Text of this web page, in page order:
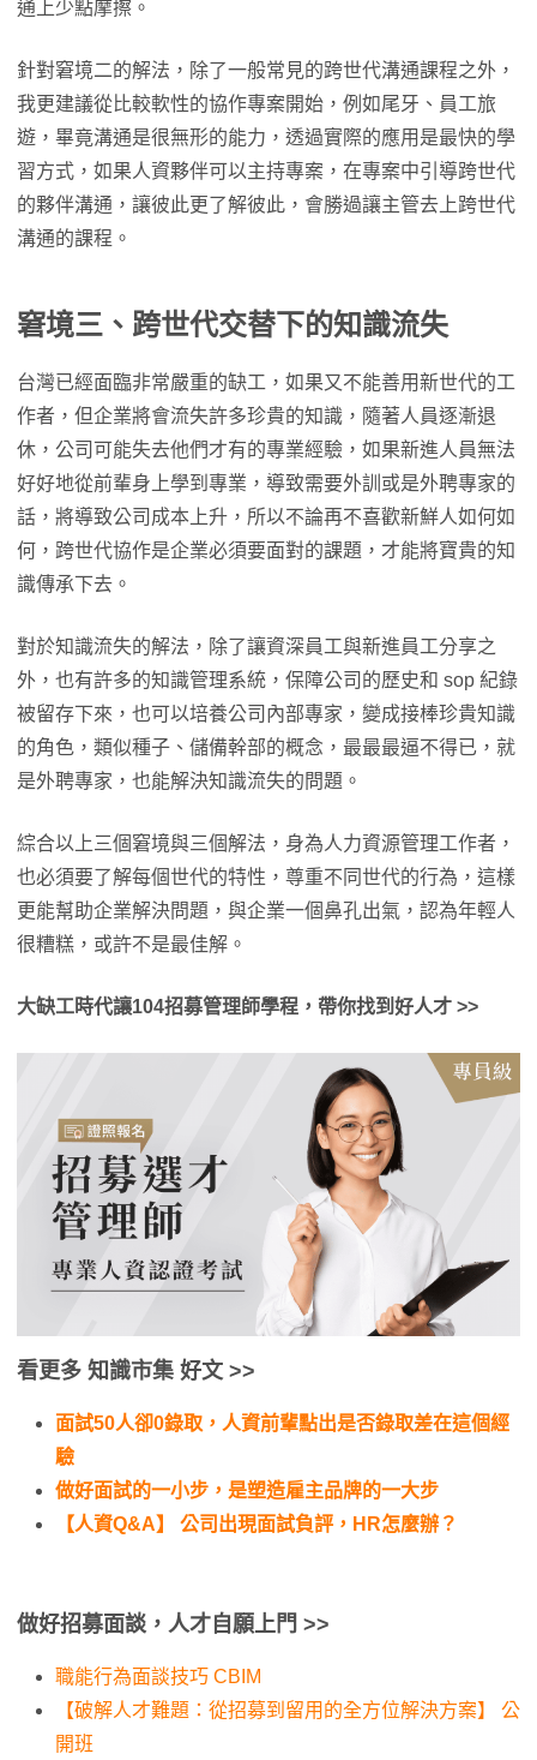
通上少點摩擦。
針對窘境二的解法，除了一般常見的跨世代溝通課程之外，
我更建議從比較軟性的協作專案開始，例如尾牙、員工旅
遊，畢竟溝通是很無形的能力，透過實際的應用是最快的學
習方式，如果人資夥伴可以主持專案，在專案中引導跨世代
的夥伴溝通，讓彼此更了解彼此，會勝過讓主管去上跨世代
溝通的課程。
窘境三、跨世代交替下的知識流失
台灣已經面臨非常嚴重的缺工，如果又不能善用新世代的工
作者，但企業將會流失許多珍貴的知識，隨著人員逐漸退
休，公司可能失去他們才有的專業經驗，如果新進人員無法
好好地從前輩身上學到專業，導致需要外訓或是外聘專家的
話，將導致公司成本上升，所以不論再不喜歡新鮮人如何如
何，跨世代協作是企業必須要面對的課題，才能將寶貴的知
識傳承下去。
對於知識流失的解法，除了讓資深員工與新進員工分享之
外，也有許多的知識管理系統，保障公司的歷史和 sop 紀錄
被留存下來，也可以培養公司內部專家，變成接棒珍貴知識
的角色，類似種子、儲備幹部的概念，最最最逼不得已，就
是外聘專家，也能解決知識流失的問題。
綜合以上三個窘境與三個解法，身為人力資源管理工作者，
也必須要了解每個世代的特性，尊重不同世代的行為，這樣
更能幫助企業解決問題，與企業一個鼻孔出氣，認為年輕人
很糟糕，或許不是最佳解。
大缺工時代讓104招募管理師學程，帶你找到好人才 >>
看更多 知識市集 好文 >>
面試50人卻0錄取，人資前輩點出是否錄取差在這個經
驗
做好面試的一小步，是塑造雇主品牌的一大步
【人資Q&A】 公司出現面試負評，HR怎麼辦？
做好招募面談，人才自願上門 >>
職能行為面談技巧 CBIM
【破解人才難題：從招募到留用的全方位解決方案】 公
開班